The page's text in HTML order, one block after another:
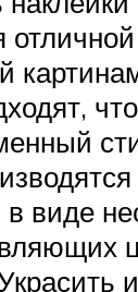
виде